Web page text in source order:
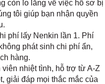
còn lo lắng về việc hồ sơ bị
tôi giúp bạn nhận quyền
phí lấy Nenkin lần 1. Phí
phát sinh chi phí ẩn,
hàng.
nhiệt tình, hỗ trợ từ A-Z
giải đáp mọi thắc mắc của